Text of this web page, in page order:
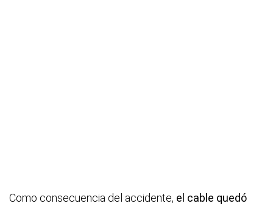
Como consecuencia del accidente, el cable quedó